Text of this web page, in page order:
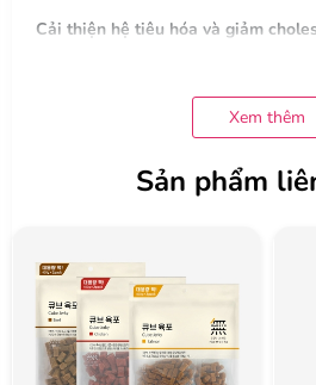
Cải thiện hệ tiêu hóa và giảm
dưỡng chất, đồng thời giảm tỷ lệ
thanh, ngăn ngừa béo phì, giúp chó
Thích hợp cho huấn luyện và làm
thưởng cho chó. Chứa lượng muối
thận của chó.
Thành phần:
Thịt cừu, Tinh bột lúa mì, Surimi,
Xem thêm
Sản phẩm